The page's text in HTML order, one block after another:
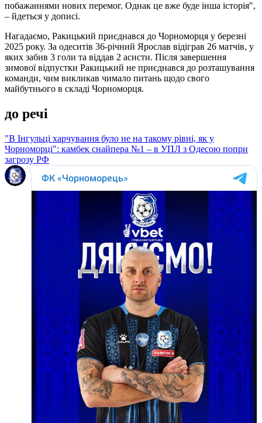
побажаннями нових перемог. Однак це вже буде інша історія",
– йдеться у дописі.
Нагадаємо, Ракицький приєднався до Чорноморця у березні
2025 року. За одеситів 36-річний Ярослав відіграв 26 матчів, у
яких забив 3 голи та віддав 2 асисти. Після завершення
зимової відпустки Ракицький не приєднався до розташування
команди, чим викликав чимало питань щодо свого
майбутнього в складі Чорноморця.
до речі
"В Інгульці харчування було не на такому рівні, як у
Чорноморці": камбек снайпера №1 – в УПЛ з Одесою попри
загрозу РФ